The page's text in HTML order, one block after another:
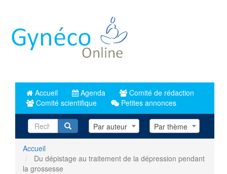
principal
Accueil Agenda
Comité de rédaction
Comité scientifique
Petites annonces
RecherchePar auteur Par thème
Accueil
Du dépistage au traitement de la dépression pendant
la grossesse